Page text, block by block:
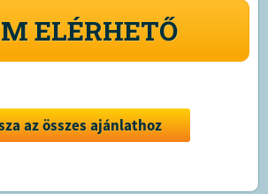
ELÉRHETŐ
az összes ajánlathoz